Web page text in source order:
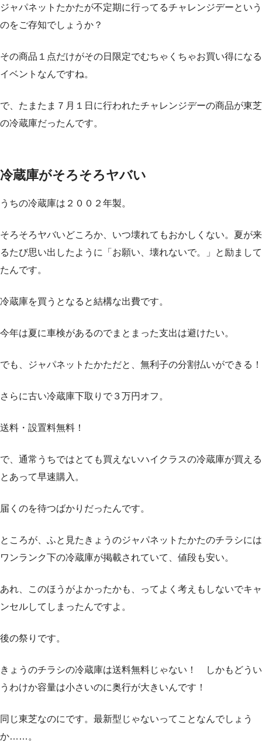
ジャパネットたかたが不定期に行ってるチャレンジデーという
のをご存知でしょうか？
その商品１点だけがその日限定でむちゃくちゃお買い得になる
イベントなんですね。
で、たまたま７月１日に行われたチャレンジデーの商品が東芝
の冷蔵庫だったんです。
冷蔵庫がそろそろヤバい
うちの冷蔵庫は２００２年製。
そろそろヤバいどころか、いつ壊れてもおかしくない。夏が来
るたび思い出したように「お願い、壊れないで。」と励まして
たんです。
冷蔵庫を買うとなると結構な出費です。
今年は夏に車検があるのでまとまった支出は避けたい。
でも、ジャパネットたかただと、無利子の分割払いができる！
さらに古い冷蔵庫下取りで３万円オフ。
送料・設置料無料！
で、通常うちではとても買えないハイクラスの冷蔵庫が買える
とあって早速購入。
届くのを待つばかりだったんです。
ところが、ふと見たきょうのジャパネットたかたのチラシには
ワンランク下の冷蔵庫が掲載されていて、値段も安い。
あれ、このほうがよかったかも、ってよく考えもしないでキャ
ンセルしてしまったんですよ。
後の祭りです。
きょうのチラシの冷蔵庫は送料無料じゃない！ しかもどうい
うわけか容量は小さいのに奥行が大きいんです！
同じ東芝なのにです。最新型じゃないってことなんでしょう
か……。